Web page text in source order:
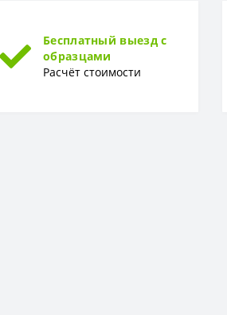
Бесплатный выезд с
образцами
Расчёт стоимости